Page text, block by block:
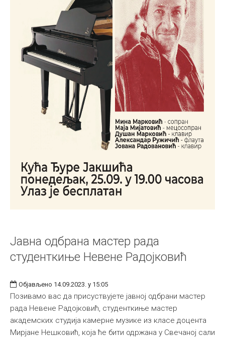
Јавна одбрана мастер рада
студенткиње Невене Радојковић
Објављено 14.09.2023. у 15:05
Позивамо вас да присуствујете јавној одбрани мастер
рада Невене Радојковић, студенткиње мастер
академских студија камерне музике из класе доцента
Мирјане Нешковић, која ће бити одржанa у Свечаној сали